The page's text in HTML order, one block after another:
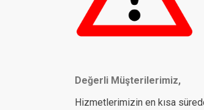
Değerli Müşterilerimiz,
Hizmetlerimizin en kısa